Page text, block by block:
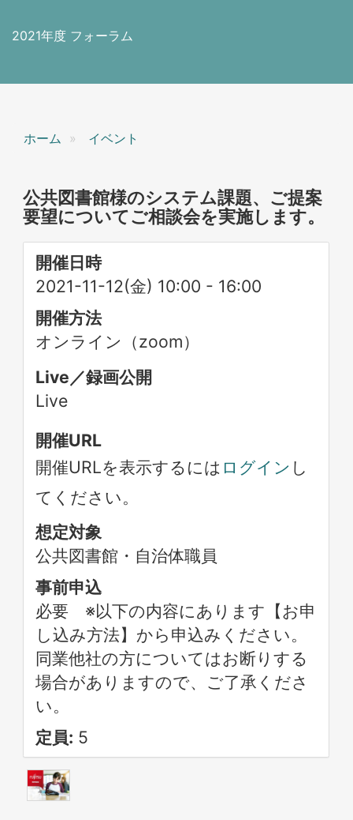
2021年度 フォーラム
ホーム イベント
公共図書館様のシステム課題、ご提案
要望についてご相談会を実施します。
開催日時
2021-11-12(金) 10:00 - 16:00
開催方法
オンライン（zoom）
Live／録画公開
Live
開催URL
開催URLを表示するには ログイン し
てください。
想定対象
公共図書館・自治体職員
事前申込
必要 ※以下の内容にあります【お申
し込み方法】から申込みください。
同業他社の方についてはお断りする
場合がありますので、ご了承くださ
い。
定員: 5